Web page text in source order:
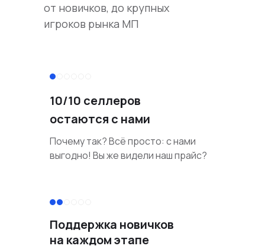
10/10 селлеров
остаются с нами
Почему так? Всё просто: с нами
выгодно! Вы же видели наш прайс?
Поддержка новичков
на каждом этапе
от новичков, до крупных
игроков рынка МП